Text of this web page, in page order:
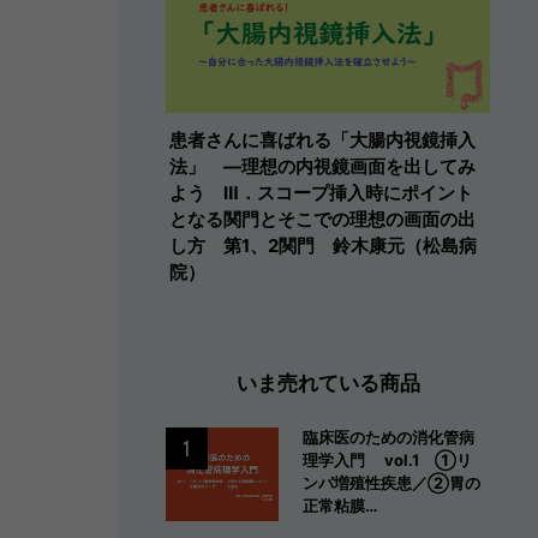
患者さんに喜ばれる「大腸内視鏡挿入
法」 ―理想の内視鏡画面を出してみ
よう Ⅲ．スコープ挿入時にポイント
となる関門とそこでの理想の画面の出
し方 第1、2関門 鈴木康元（松島病
院）
いま売れている商品
臨床医のための消化管病
理学入門 vol.1 ①リ
ンパ増殖性疾患／②胃の
正常粘膜…
1